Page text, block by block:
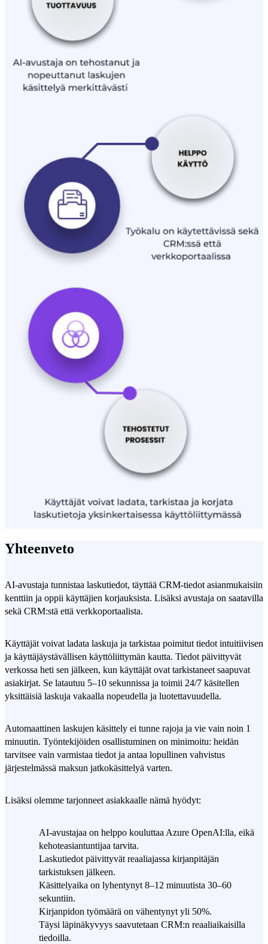
Yhteenveto
AI-avustaja tunnistaa laskutiedot, täyttää CRM-tiedot asianmukaisiin
kenttiin ja oppii käyttäjien korjauksista. Lisäksi avustaja on saatavilla
sekä CRM:stä että verkkoportaalista.
Käyttäjät voivat ladata laskuja ja tarkistaa poimitut tiedot intuitiivisen
ja käyttäjäystävällisen käyttöliittymän kautta. Tiedot päivittyvät
verkossa heti sen jälkeen, kun käyttäjät ovat tarkistaneet saapuvat
asiakirjat. Se latautuu 5–10 sekunnissa ja toimii 24/7 käsitellen
yksittäisiä laskuja vakaalla nopeudella ja luotettavuudella.
Automaattinen laskujen käsittely ei tunne rajoja ja vie vain noin 1
minuutin. Työntekijöiden osallistuminen on minimoitu: heidän
tarvitsee vain varmistaa tiedot ja antaa lopullinen vahvistus
järjestelmässä maksun jatkokäsittelyä varten.
Lisäksi olemme tarjonneet asiakkaalle nämä hyödyt:
AI-avustajaa on helppo kouluttaa Azure OpenAI:lla, eikä
kehoteasiantuntijaa tarvita.
Laskutiedot päivittyvät reaaliajassa kirjanpitäjän
tarkistuksen jälkeen.
Käsittelyaika on lyhentynyt 8–12 minuutista 30–60
sekuntiin.
Kirjanpidon työmäärä on vähentynyt yli 50%.
Täysi läpinäkyvyys saavutetaan CRM:n reaaliaikaisilla
tiedoilla.